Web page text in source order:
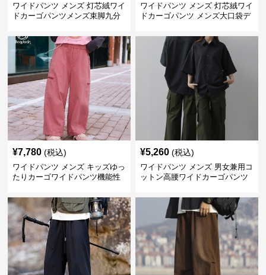
ワイドパンツ メンズ 灯芯絨ワイ
ドカーゴパンツメンズ束脚九分
ワイドパンツ メンズ 灯芯絨ワイ
ドカーゴパンツ メンズ大口袋デ
¥7,780 (税込)
ワイドパンツ メンズ キッズゆっ
たりカーゴワイドパンツ機能性
¥5,260 (税込)
ワイドパンツ メンズ 男女兼用コ
ットン高腰ワイドカーゴパンツ